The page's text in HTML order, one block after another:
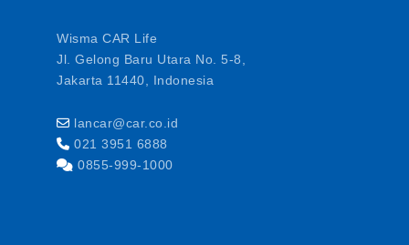
Wisma CAR Life
Jl. Gelong Baru Utara No. 5-8,
Jakarta 11440, Indonesia
lancar@car.co.id
021 3951 6888
0855-999-1000